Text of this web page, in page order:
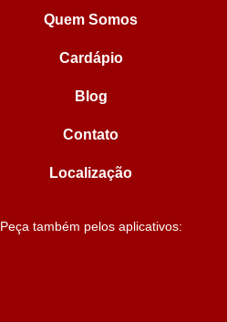
Quem Somos
Cardápio
Blog
Contato
Localização
Peça também pelos aplicativos: